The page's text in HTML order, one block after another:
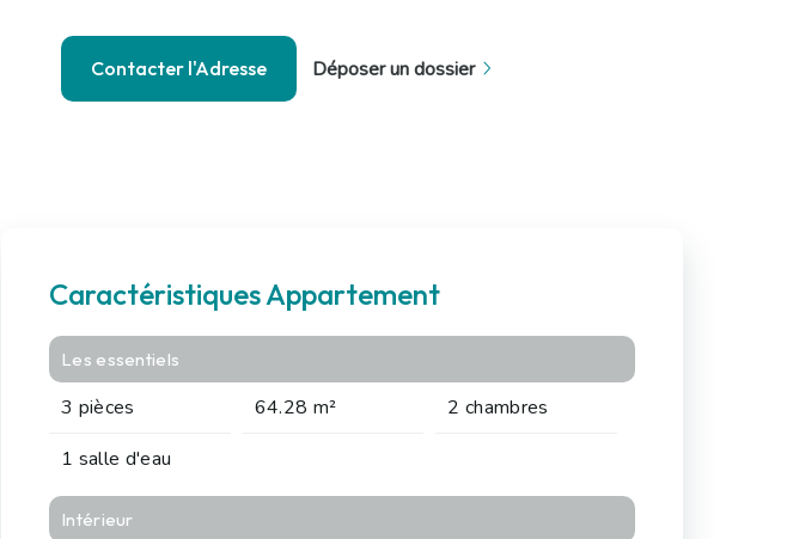
Contacter l'Adresse Déposer un dossier
Caractéristiques Appartement
Les essentiels
3 pièces 64.28 m²
2 chambres
1 salle d'eau
Intérieur